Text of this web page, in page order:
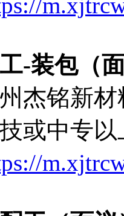
-装包（
杰铭新
或中专